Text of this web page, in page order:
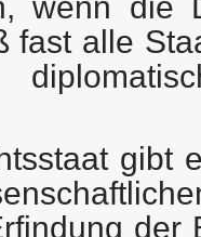
fast alle
gibt
der